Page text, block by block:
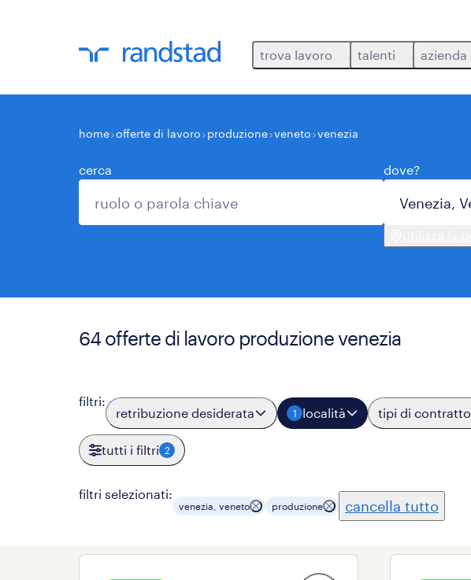
trova lavoro talenti azienda
home offerte di lavoro produzione veneto venezia
cerca dove?
64 offerte di lavoro produzione venezia
filtri:
retribuzione desiderata 1 località tipi di contratto
tutti i filtri 2
filtri selezionati:
venezia, veneto produzione cancella tutto